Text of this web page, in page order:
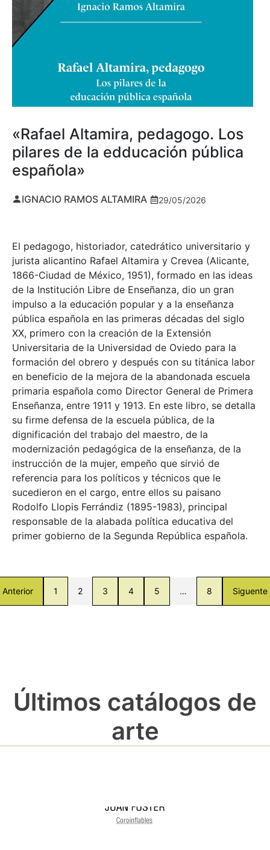
«Rafael Altamira, pedagogo. Los
pilares de la edducación pública
española»
IGNACIO RAMOS ALTAMIRA 29/05/2026
El pedagogo, historiador, catedrático universitario y
jurista alicantino Rafael Altamira y Crevea (Alicante,
1866-Ciudad de México, 1951), formado en las ideas
de la Institución Libre de Enseñanza, dio un gran
impulso a la educación popular y a la enseñanza
pública española en las primeras décadas del siglo
XX, primero con la creación de la Extensión
Universitaria de la Universidad de Oviedo para la
formación del obrero y después con su titánica labor
en beneficio de la mejora de la abandonada escuela
primaria española como Director General de Primera
Enseñanza, entre 1911 y 1913. En este libro, se detalla
su firme defensa de la escuela pública, de la
dignificación del trabajo del maestro, de la
modernización pedagógica de la enseñanza, de la
instrucción de la mujer, empeño que sirvió de
referencia para los políticos y técnicos que le
sucedieron en el cargo, entre ellos su paisano
Rodolfo Llopis Ferrándiz (1895-1983), principal
responsable de la alabada política educativa del
primer gobierno de la Segunda República española.
Anterior 1 2 3 4 5 … 8 Siguente
Últimos catálogos de
arte